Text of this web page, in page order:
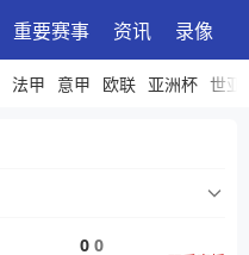
重要赛事 资讯 录像
法甲 意甲 欧联 亚洲杯 世亚
0 0